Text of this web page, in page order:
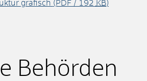
grafisch (PDF / 192 KB)
Behörden